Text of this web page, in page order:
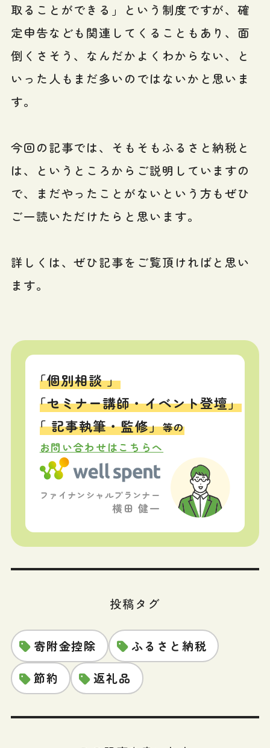
取ることができる」という制度ですが、確
定申告なども関連してくることもあり、面
倒くさそう、なんだかよくわからない、と
いった人もまだ多いのではないかと思いま
す。
今回の記事では、そもそもふるさと納税と
は、というところからご説明していますの
で、まだやったことがないという方もぜひ
ご一読いただけたらと思います。
詳しくは、ぜひ記事をご覧頂ければと思い
ます。
「個別相談 」
「セミナー講師・イベント登壇」
「 記事執筆・監修」等の
お問い合わせはこちらへ
ファイナンシャルプランナー
横田 健一
投稿タグ
寄附金控除
ふるさと納税
節約
返礼品